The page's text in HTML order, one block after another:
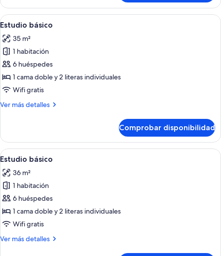
básico
Abrir
todas
las
fotos
de
Estudio
básico
Una habitación con literas y una
28
Estudio básico
35 m²
1 habitación
6 huéspedes
1 cama doble y 2 literas individuales
Wifi gratis
Ver más detalles
Más
básico
Comprobar disponibilidad
Abrir
todas
las
fotos
de
Estudio
básico
Un dormitorio con literas, un
27
Estudio básico
36 m²
1 habitación
6 huéspedes
1 cama doble y 2 literas individuales
Wifi gratis
Ver más detalles
Más